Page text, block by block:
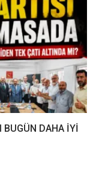
BUGÜN DAHA İYİ